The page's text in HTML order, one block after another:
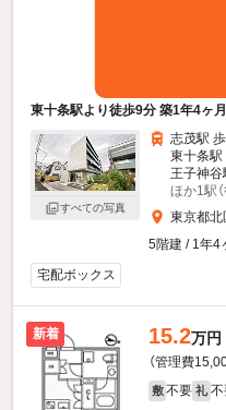
東十条駅より徒歩9分 築1年4ヶ
すべての写真
志茂駅 歩
東十条駅
王子神谷
ほか1駅
東京都
5階建 / 1年4
宅配ボックス
新着 15.2万円
（管理費
敷 不要 礼 不